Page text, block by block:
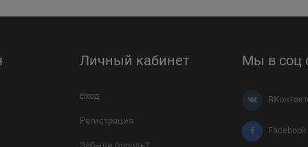
Личный кабинет
Вход
Регистрация
Мы в соц
Facebook